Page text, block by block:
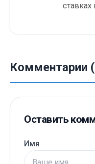
Комментарии
Оставить
Имя